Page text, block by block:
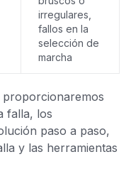
irregulares,
fallos en la
selección de
marcha
proporcionaremos
falla, los
paso a paso,
y las herramientas